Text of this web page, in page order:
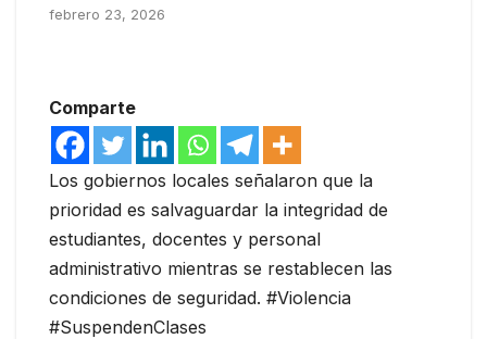
febrero 23, 2026
Comparte
Los gobiernos locales señalaron que la
prioridad es salvaguardar la integridad de
estudiantes, docentes y personal
administrativo mientras se restablecen las
condiciones de seguridad. #Violencia
#SuspendenClases